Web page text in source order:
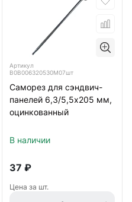
Артикул
B0B006320530М07шт
Саморез для сэндвич-
панелей 6,3/5,5х205 мм,
оцинкованный
В наличии
37 ₽
Цена за шт.